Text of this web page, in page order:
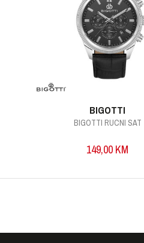
BIGOTTI
BIGOTTI RUCNI SAT
149,00 KM